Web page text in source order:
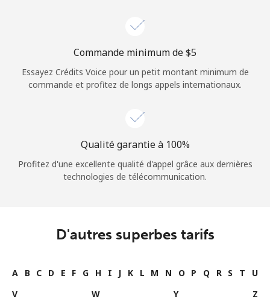
Commande minimum de ⁦$5⁩
Essayez Crédits Voice pour un petit montant minimum de
commande et profitez de longs appels internationaux.
Qualité garantie à 100%
Profitez d'une excellente qualité d'appel grâce aux dernières
technologies de télécommunication.
D'autres superbes tarifs
A B C D E F G H I J K L M N O P Q R S T
U
V
W Y Z